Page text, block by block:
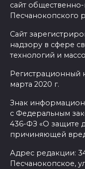
сайт общественно-
Песчанокопского
Сайт
надзору в сфере
технологий и
Регистрационный
марта 2020 г.
Знак
с Федеральным
436-ФЗ «О защите
причиняющей
Адрес редакции:
Песчанокопское,